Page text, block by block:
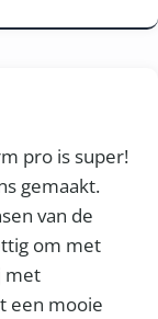
pro is super!
gemaakt.
van de
om met
met
een mooie